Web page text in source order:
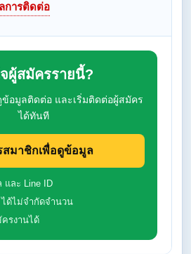
การติดต่อ
ผู้สมัครรายนี้?
อมูลติดต่อ และเริ่มติดต่อผู้สมัคร
ได้ทันที
สมาชิกเพื่อดูข้อมูล
และ Line ID
ด้ไม่จำกัดจำนวน
รงานได้